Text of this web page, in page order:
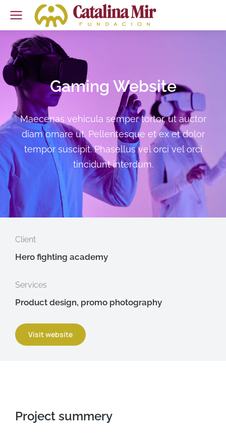
Gaming Website
Maecenas vehicula semper tortor, ut auctor
diam ornare ut. Pellentesque et ex et dolor
tempor suscipit. Phasellus vel orci vel orci
tincidunt interdum.
Client
Hero fighting academy
Services
Product design, promo photography
Visit website
Project summery